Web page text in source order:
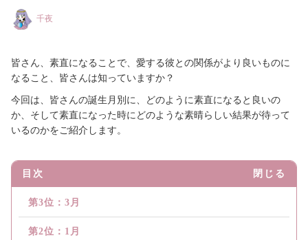
千夜
皆さん、素直になることで、愛する彼との関係がより良いものに
なること、皆さんは知っていますか？
今回は、皆さんの誕生月別に、どのように素直になると良いの
か、そして素直になった時にどのような素晴らしい結果が待って
いるのかをご紹介します。
目次 閉じる
第3位：3月
第2位：1月